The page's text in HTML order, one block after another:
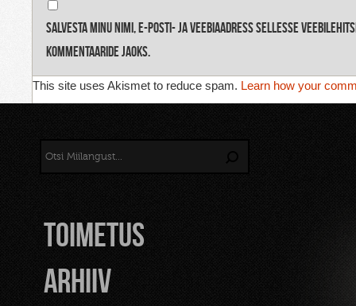
Salvesta minu nimi, e-posti- ja veebiaadress sellesse
kommentaaride jaoks.
This site uses Akismet to reduce spam. Learn how your
TOIMETUS
Arhiiv